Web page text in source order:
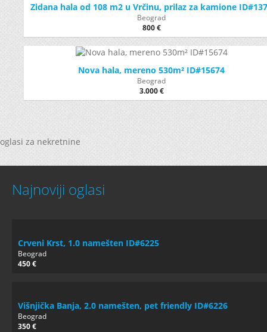
Zidana hala od 108 m2 u Vrčinu, prilaz za kamione
Beograd
800 €
Nova hala, mereno 530m² ID#15674
Beograd
3.000 €
oglasi za nekretnine
Najnoviji oglasi
Crveni Krst, 1.0 namešten ID#6225
Beograd
450 €
Višnjička Banja, 2.0 namešten, pet friendly ID#6226
Beograd
350 €